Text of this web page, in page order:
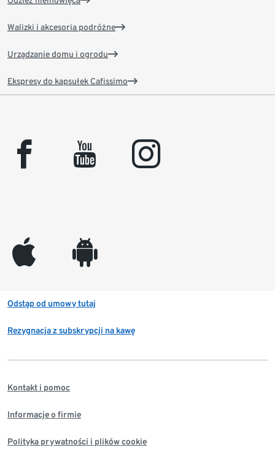
Walizki i akcesoria podróżne
Urządzanie domu i ogrodu
Ekspresy do kapsułek Cafissimo
facebook youtube instagram
appleinc android
Odstąp od umowy tutaj
Rezygnacja z subskrypcji na kawę
Kontakt i pomoc
Informacje o firmie
Polityka prywatności i plików cookie